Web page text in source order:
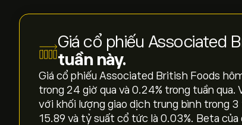
Giá cổ phiếu Associated
tuần này.
Giá cổ phiếu Associated British Foods
trong 24 giờ qua và ‎0.24‎% trong tuần
với khối lượng giao dịch trung bình trong
15.89 và tỷ suất cổ tức là 0.03%. Beta